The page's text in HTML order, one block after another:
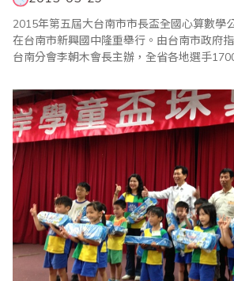
2015年第五屆大台南市市長盃全國心算數學
在台南市新興國中隆重舉行。由台南市政府
台南分會李朝木會長主辦，全省各地選手
助與配合，使得比賽圓滿成功。 比賽試題並於當天在會場現場拆
封，所有家長老師都很讚許此一公平、公正
以臨場感受比賽情形，使會場熱鬧滾滾，..